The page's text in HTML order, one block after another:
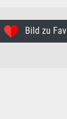
Bild zu